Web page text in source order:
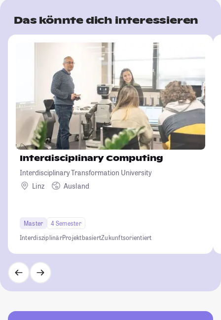
Das könnte dich interessieren
Interdisciplinary Computing
Interdisciplinary Transformation University
Linz
Ausland
Master
4 Semester
InterdisziplinärProjektbasiertZukunftsorientiert